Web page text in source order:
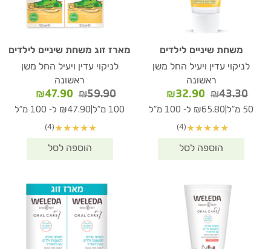
משחת שיניים לילדים
לניקוי עדין ויעיל החל משן
ראשונה
₪43.30
המחיר
המקורי
₪43.30.
₪32.90
המחיר
הנוכחי
50 מ"ל ₪65.80 ל- 100 מ"ל
★
★
★
★
★
(4)
מארז זוג משחת שיניים לילדים
לניקוי עדין ויעיל החל משן
ראשונה
₪59.90
המחיר
המקורי
₪59.90.
₪47.90
הנוכחי
100 מ"ל ₪47.90 ל- 100 מ"ל
★
★
★
★
★
(4)